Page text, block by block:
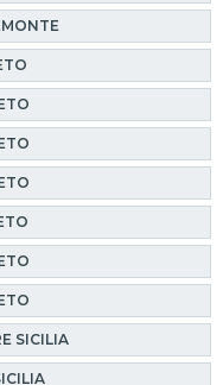
SICILIA